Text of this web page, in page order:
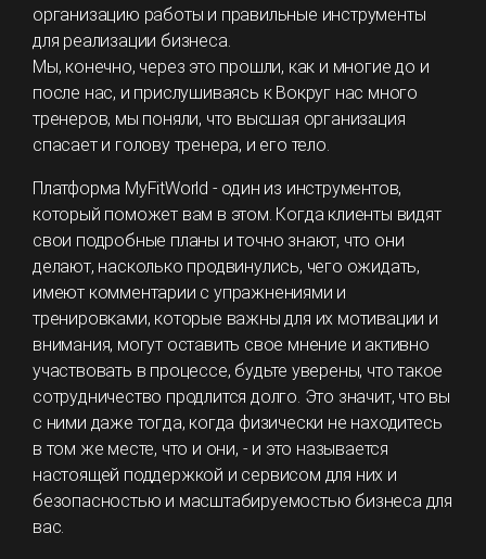
организацию работы и правильные инструменты
для реализации бизнеса.
Мы, конечно, через это прошли, как и многие до и
после нас, и прислушиваясь к Вокруг нас много
тренеров, мы поняли, что высшая организация
спасает и голову тренера, и его тело.
Платформа MyFitWorld - один из инструментов,
который поможет вам в этом. Когда клиенты видят
свои подробные планы и точно знают, что они
делают, насколько продвинулись, чего ожидать,
имеют комментарии с упражнениями и
тренировками, которые важны для их мотивации и
внимания, могут оставить свое мнение и активно
участвовать в процессе, будьте уверены, что такое
сотрудничество продлится долго. Это значит, что вы
с ними даже тогда, когда физически не находитесь
в том же месте, что и они, - и это называется
настоящей поддержкой и сервисом для них и
безопасностью и масштабируемостью бизнеса для
вас.